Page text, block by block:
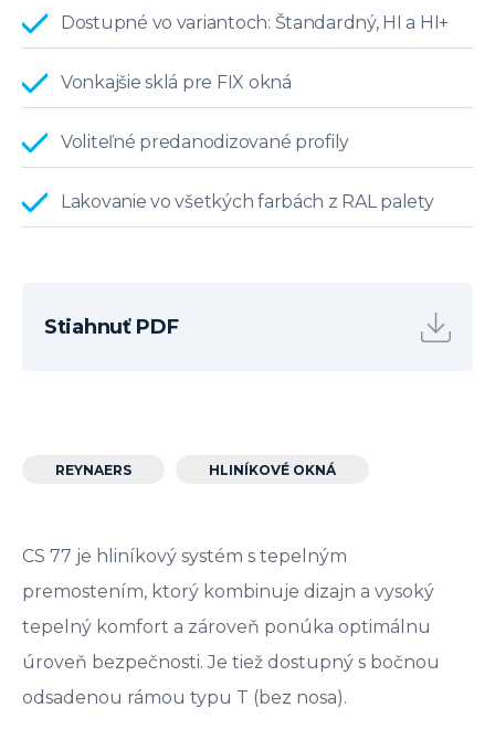
Dostupné vo variantoch: Štandardný, HI a HI+
Vonkajšie sklá pre FIX okná
Voliteľné predanodizované profily
Lakovanie vo všetkých farbách z RAL palety
Stiahnuť PDF
REYNAERS HLINÍKOVÉ OKNÁ
CS 77 je hliníkový systém s tepelným
premostením, ktorý kombinuje dizajn a vysoký
tepelný komfort a zároveň ponúka optimálnu
úroveň bezpečnosti. Je tiež dostupný s bočnou
odsadenou rámou typu T (bez nosa).